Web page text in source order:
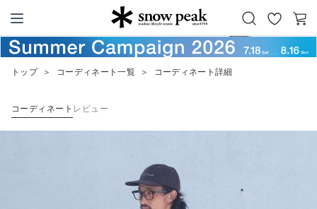
Snow Peak
お
気
カ
ー
トップ ＞ コーディネート一覧 ＞ コーディネート詳細
コーディネート レビュー